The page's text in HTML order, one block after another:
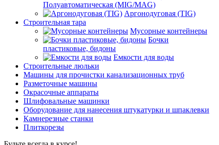
Полуавтоматическая (MIG/MAG)
Аргонодуговая (TIG)
Строительная тара
Мусорные контейнеры
Бочки
пластиковые, бидоны
Емкости для воды
Строительные люльки
Машины для прочистки канализационных труб
Разметочные машины
Окрасочные аппараты
Шлифовальные машинки
Оборудование для нанесения штукатурки и шпаклевки
Камнерезные станки
Плиткорезы